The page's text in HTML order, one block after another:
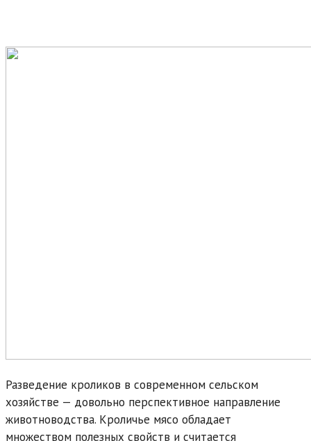
Разведение кроликов в современном сельском
хозяйстве — довольно перспективное направление
животноводства. Кроличье мясо обладает
множеством полезных свойств и считается